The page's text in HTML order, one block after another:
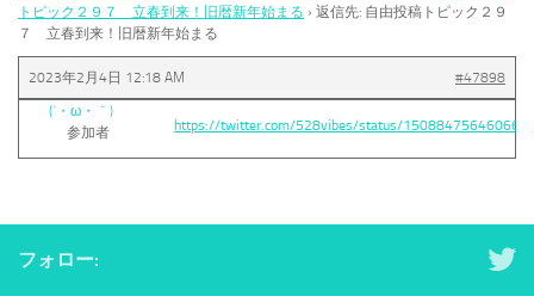
トピック２９７ 立春到来！旧暦新年始まる › 返信先: 自由投稿トピック２９
７ 立春到来！旧暦新年始まる
2023年2月4日 12:18 AM
#47898
(´・ω・｀)
参加者
https://twitter.com/528vibes/status/
フォロー: